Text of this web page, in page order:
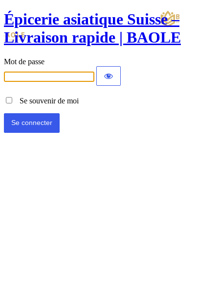
Épicerie asiatique Suisse –
Livraison rapide | BAOLE
Mot de passe
Se souvenir de moi